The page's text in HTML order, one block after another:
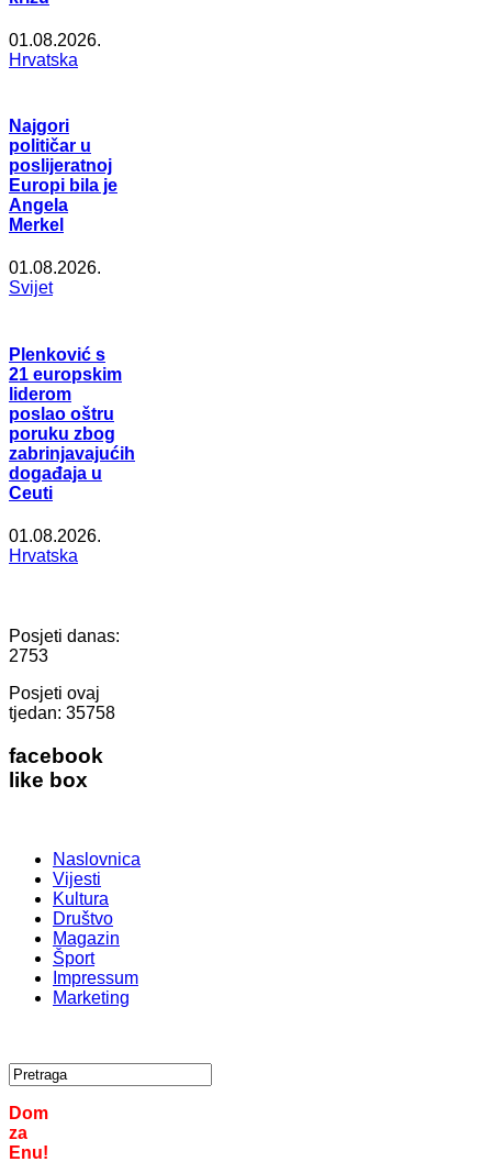
01.08.2026.
Hrvatska
Najgori
političar u
poslijeratnoj
Europi bila je
Angela
Merkel
01.08.2026.
Svijet
Plenković s
21 europskim
liderom
poslao oštru
poruku zbog
zabrinjavajućih
događaja u
Ceuti
01.08.2026.
Hrvatska
Posjeti danas:
2753
Posjeti ovaj
tjedan: 35758
facebook
like box
Naslovnica
Vijesti
Kultura
Društvo
Magazin
Šport
Impressum
Marketing
Dom
za
Enu!